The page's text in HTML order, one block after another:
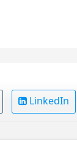
LinkedIn